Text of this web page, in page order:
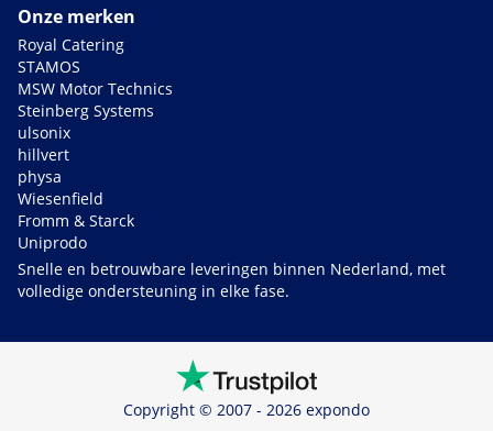
Onze merken
Royal Catering
STAMOS
MSW Motor Technics
Steinberg Systems
ulsonix
hillvert
physa
Wiesenfield
Fromm & Starck
Uniprodo
Snelle en betrouwbare leveringen binnen Nederland, met
volledige ondersteuning in elke fase.
Copyright © 2007 - 2026 expondo